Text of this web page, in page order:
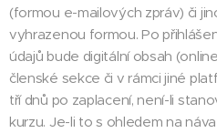
(formou e-mailových zpráv) či
vyhrazenou formou. Po
údajů bude digitální obsah
členské sekce či v rámci jiné
tří dnů po zaplacení, není-li
kurzu. Je-li to s ohledem na